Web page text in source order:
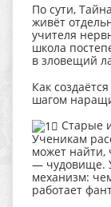
По сути,
живёт
учителя
школа
в зловещий
Как
шагом
Старые
Ученикам
может найти,
— чудовище.
механизм:
работает